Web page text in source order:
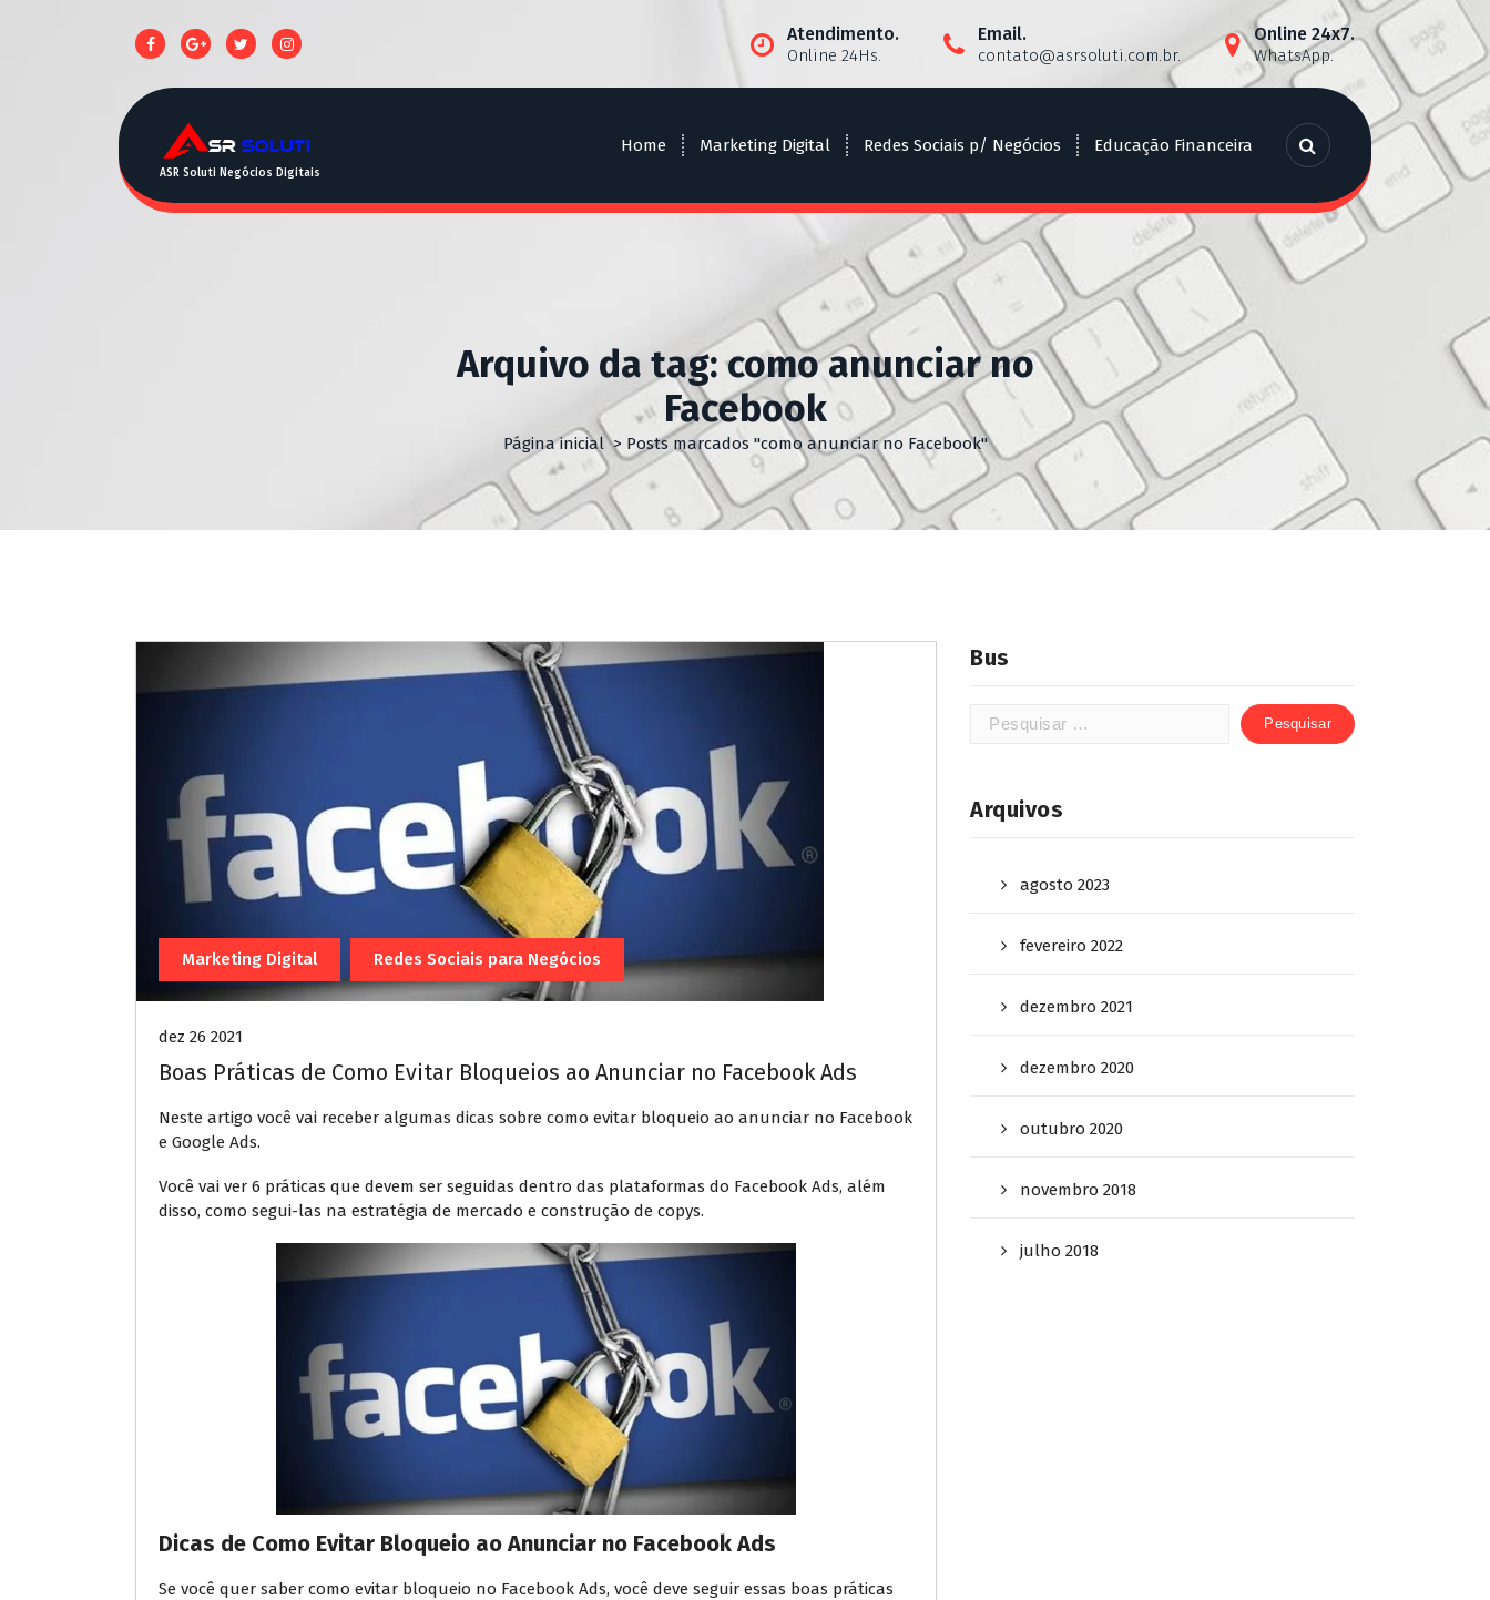
Atendimento.
Online 24Hs.
Email.
contato@asrsoluti.com.br.
Online 24x7.
WhatsApp.
ASR Soluti Negócios Digitais
Home Marketing Digital Redes Sociais p/ Negócios Educação Financeira
Arquivo da tag: como anunciar no
Facebook
Página inicial> Posts marcados "como anunciar no Facebook"
Marketing Digital Redes Sociais para Negócios
dez 26 2021
Boas Práticas de Como Evitar Bloqueios ao Anunciar no Facebook Ads
Neste artigo você vai receber algumas dicas sobre como evitar bloqueio ao anunciar no Facebook
e Google Ads.
Você vai ver 6 práticas que devem ser seguidas dentro das plataformas do Facebook Ads, além
disso, como segui-las na estratégia de mercado e construção de copys.
Dicas de Como Evitar Bloqueio ao Anunciar no Facebook Ads
Se você quer saber como evitar bloqueio no Facebook Ads, você deve seguir essas boas práticas
Bus
Arquivos
agosto 2023
fevereiro 2022
dezembro 2021
dezembro 2020
outubro 2020
novembro 2018
julho 2018